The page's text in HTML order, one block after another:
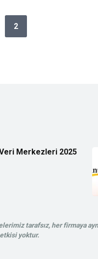
2
Merkezleri 2025
tarafsız, her firmaya
yoktur.